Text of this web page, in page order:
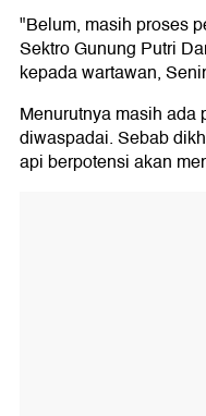
"Belum, masih proses
Sektro Gunung Putri
kepada wartawan,
Menurutnya masih ada
diwaspadai. Sebab
api berpotensi akan